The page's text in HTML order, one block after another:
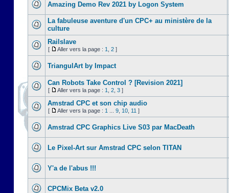
Amazing Demo Rev 2021 by Logon System
La fabuleuse aventure d'un CPC+ au ministère de la
culture
Railslave
[ Aller vers la page : 1 2 ]
TriangulArt by Impact
Can Robots Take Control ? [Revision 2021]
[ Aller vers la page : 1 2 3 ]
Amstrad CPC et son chip audio
[ Aller vers la page : 1 9 10 11 ]
Amstrad CPC Graphics Live S03 par MacDeath
Le Pixel-Art sur Amstrad CPC selon TITAN
Y'a de l'abus !!!
CPCMix Beta v2.0